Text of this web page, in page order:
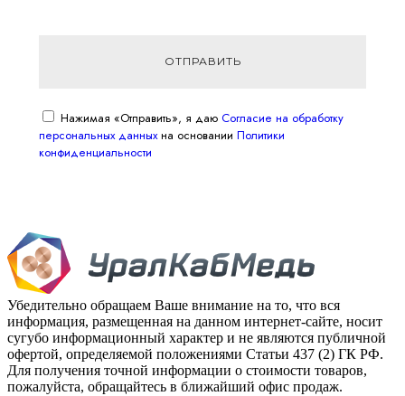
Нажимая «Отправить», я даю Согласие на обработку
персональных данныхна основании Политики
конфиденциальности
ОТПРАВИТЬ
Убедительно обращаем Ваше внимание на то, что вся
информация, размещенная на данном интернет-сайте, носит
сугубо информационный характер и не являются публичной
офертой, определяемой положениями Статьи 437 (2) ГК РФ.
Для получения точной информации о стоимости товаров,
пожалуйста, обращайтесь в ближайший офис продаж.